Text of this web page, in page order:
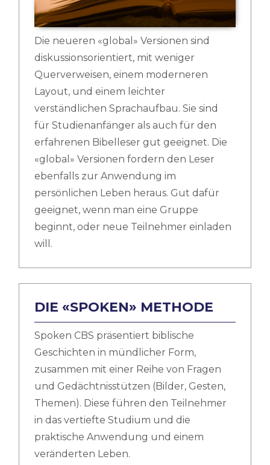
Die neueren «global» Versionen sind
diskussionsorientiert, mit weniger
Querverweisen, einem moderneren
Layout, und einem leichter
verständlichen Sprachaufbau. Sie sind
für Studienanfänger als auch für den
erfahrenen Bibelleser gut geeignet. Die
«global» Versionen fordern den Leser
ebenfalls zur Anwendung im
persönlichen Leben heraus. Gut dafür
geeignet, wenn man eine Gruppe
beginnt, oder neue Teilnehmer einladen
will.
DIE «SPOKEN» METHODE
Spoken CBS präsentiert biblische
Geschichten in mündlicher Form,
zusammen mit einer Reihe von Fragen
und Gedächtnisstützen (Bilder, Gesten,
Themen). Diese führen den Teilnehmer
in das vertiefte Studium und die
praktische Anwendung und einem
veränderten Leben.